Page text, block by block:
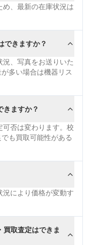
、最新の在庫状況は
できますか？
、写真をお送りいた
多い場合は機器リス
きますか？
否は変わります。校
も買取可能性がある
により価格が変動す
買取査定はできま